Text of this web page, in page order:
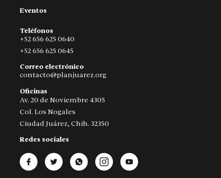
Eventos
Teléfonos
+52 656 625 0640
+52 656 625 0645
Correo electrónico
contacto@planjuarez.org
Oficinas
Av. 20 de Noviembre 4305
Col. Los Nogales
Ciudad Juárez, Chih. 32350
Redes sociales